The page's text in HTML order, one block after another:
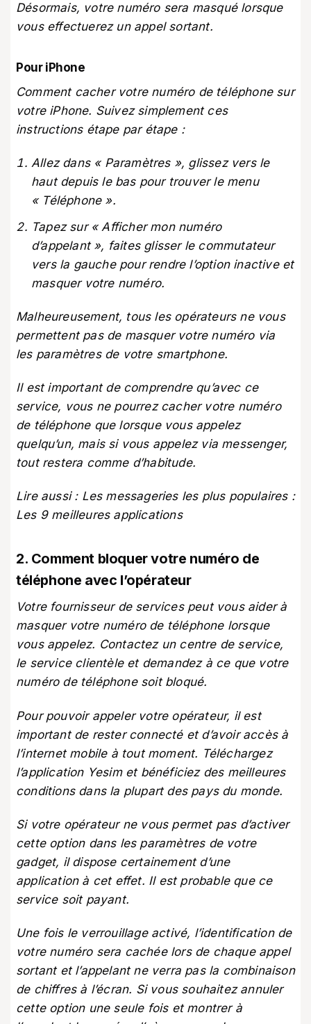
Désormais, votre numéro sera masqué lorsque
vous effectuerez un appel sortant.
Pour iPhone
Comment cacher votre numéro de téléphone sur
votre iPhone. Suivez simplement ces
instructions étape par étape :
Allez dans « Paramètres », glissez vers le
haut depuis le bas pour trouver le menu
« Téléphone ».
Tapez sur « Afficher mon numéro
d’appelant », faites glisser le commutateur
vers la gauche pour rendre l’option inactive et
masquer votre numéro.
Malheureusement, tous les opérateurs ne vous
permettent pas de masquer votre numéro via
les paramètres de votre smartphone.
Il est important de comprendre qu’avec ce
service, vous ne pourrez cacher votre numéro
de téléphone que lorsque vous appelez
quelqu’un, mais si vous appelez via messenger,
tout restera comme d’habitude.
Lire aussi : Les messageries les plus populaires :
Les 9 meilleures applications
2. Comment bloquer votre numéro de
téléphone avec l’opérateur
Votre fournisseur de services peut vous aider à
masquer votre numéro de téléphone lorsque
vous appelez. Contactez un centre de service,
le service clientèle et demandez à ce que votre
numéro de téléphone soit bloqué.
Pour pouvoir appeler votre opérateur, il est
important de rester connecté et d’avoir accès à
l’internet mobile à tout moment. Téléchargez
l’application Yesimet bénéficiez des meilleures
conditions dans la plupart des pays du monde.
Si votre opérateur ne vous permet pas d’activer
cette option dans les paramètres de votre
gadget, il dispose certainement d’une
application à cet effet. Il est probable que ce
service soit payant.
Une fois le verrouillage activé, l’identification de
votre numéro sera cachée lors de chaque appel
sortant et l’appelant ne verra pas la combinaison
de chiffres à l’écran. Si vous souhaitez annuler
cette option une seule fois et montrer à